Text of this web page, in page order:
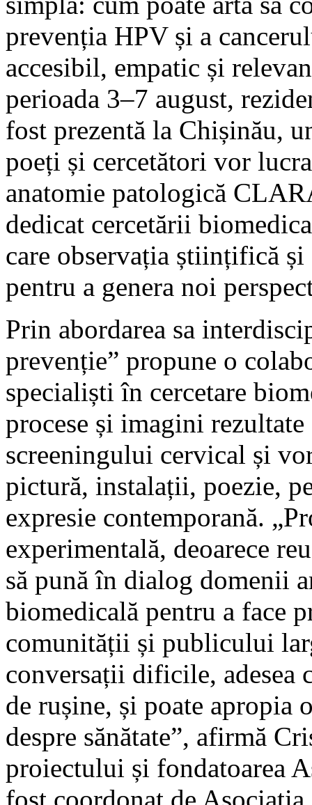
prevenția HPV și a
accesibil, empatic și
perioada 3–7 august,
fost prezentă la Chișinău,
poeți și cercetători vor
anatomie patologică
dedicat cercetării
care observația științifică
pentru a genera noi
Prin abordarea sa
prevenție” propune o
specialiști în cercetare
procese și imagini
screeningului cervical și
pictură, instalații, poezie,
expresie contemporană.
experimentală, deoarece
să pună în dialog domenii
biomedicală pentru a face
comunității și publicului
conversații dificile, adesea
de rușine, și poate apropia
despre sănătate”, afirmă
proiectului și fondatoarea